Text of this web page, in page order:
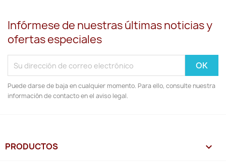
Infórmese de nuestras últimas noticias y
ofertas especiales
Puede darse de baja en cualquier momento. Para ello, consulte nuestra
información de contacto en el aviso legal.
PRODUCTOS 